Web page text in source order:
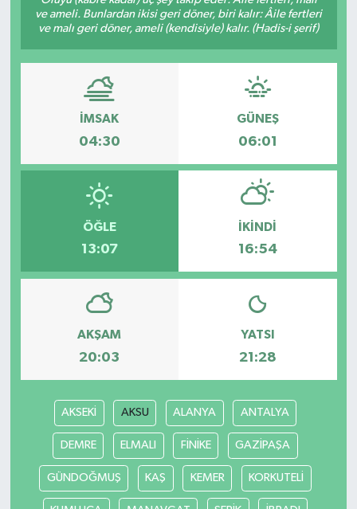
ve ameli. Bunlardan ikisi geri döner, biri kalır: Âile fertleri
ve malı geri döner, ameli (kendisiyle) kalır. (Hadis-i şerif)
İMSAK
04:30
GÜNEŞ
06:01
ÖĞLE
13:07
İKINDI
16:54
AKŞAM
20:03
YATSI
21:28
AKSEKİ AKSU ALANYA ANTALYA
DEMRE ELMALI FİNİKE GAZİPAŞA
GÜNDOĞMUŞ KAŞ KEMER KORKUTELİ
SAĞLIK
BÖLGE
KEŞFET
POPÜLER
DÜNYA
TREND
MEDYA
OTOMOTİV
YAŞAM
KÜLTÜR SANAT